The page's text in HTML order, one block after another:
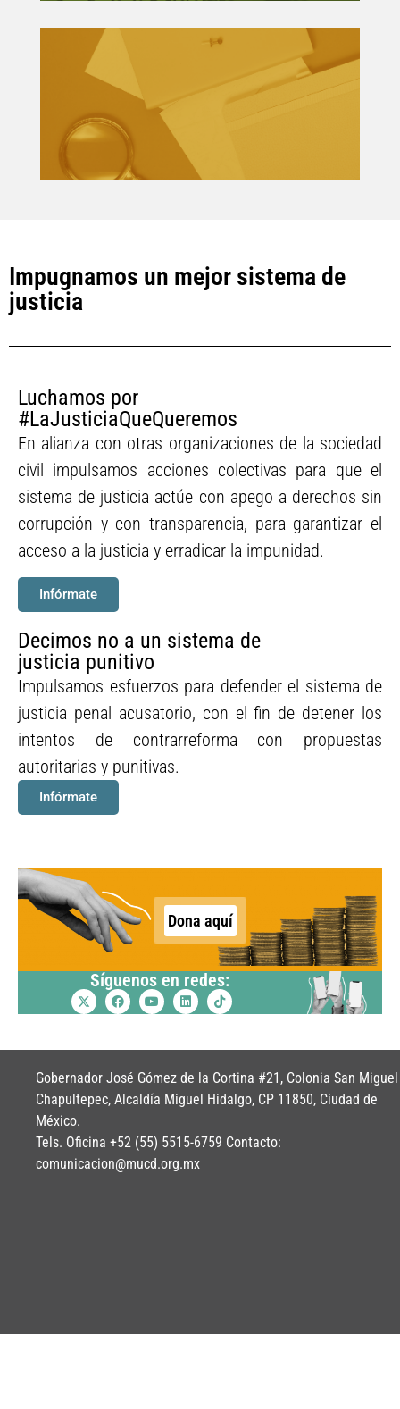
#PosesiónSinCárcel
Impugnamos un mejor sistema de
justicia
Luchamos por
#LaJusticiaQueQueremos
En alianza con otras organizaciones de la sociedad
civil impulsamos acciones colectivas para que el
sistema de justicia actúe con apego a derechos sin
corrupción y con transparencia, para garantizar el
acceso a la justicia y erradicar la impunidad.
Infórmate
Decimos no a un sistema de
justicia punitivo
Impulsamos esfuerzos para defender el sistema de
justicia penal acusatorio, con el fin de detener los
intentos de contrarreforma con propuestas
autoritarias y punitivas.
Infórmate
Dona aquí
Síguenos en redes:
Gobernador José Gómez de la Cortina #21, Colonia San Miguel
Chapultepec, Alcaldía Miguel Hidalgo, CP 11850, Ciudad de
México.
Tels. Oficina +52 (55) 5515-6759 Contacto:
comunicacion@mucd.org.mx